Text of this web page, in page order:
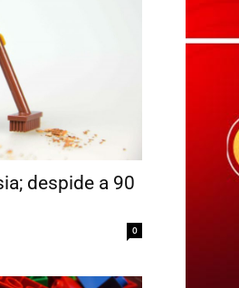
despide a 90
0